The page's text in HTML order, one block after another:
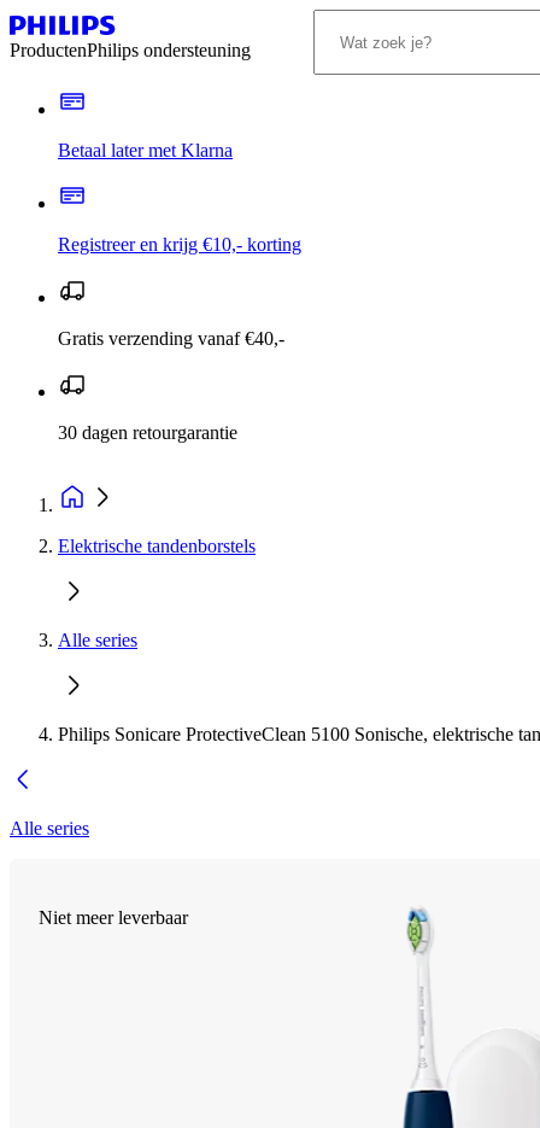
ProductenPhilips ondersteuning
Betaal later met Klarna
Registreer en krijg €10,- korting
Gratis verzending vanaf €40,-
30 dagen retourgarantie
Elektrische tandenborstels
Alle series
Philips Sonicare ProtectiveClean 5100 Sonische, elektrische
Alle series
Niet meer leverbaar